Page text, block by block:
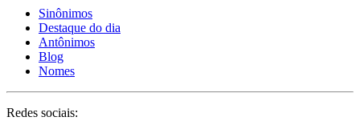
Sinônimos
Destaque do dia
Antônimos
Blog
Nomes
Redes sociais: